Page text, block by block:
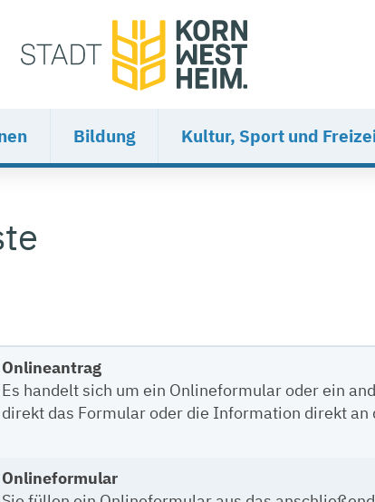
Bildung Kultur, Sport und
Onlineantrag
Es handelt sich um ein Onlineformular oder ein
direkt das Formular oder die Information direkt
Onlineformular